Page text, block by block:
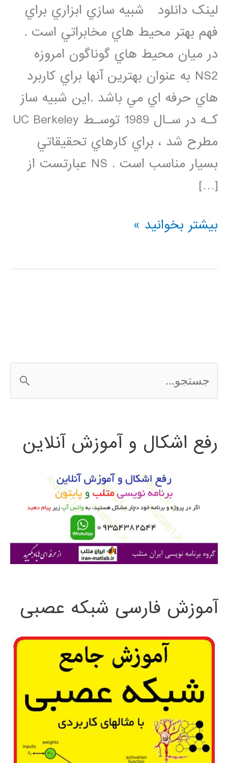
لینک دانلود شبيه سازي ابزاري براي
فهم بهتر محيط هاي مخابراتي است .
در ميان محيط هاي گوناگون امروزه
NS2 به عنوان بهترين آنها براي كاربرد
هاي حرفه اي مي باشد .اين شبيه ساز
كـه در سـال 1989 توسـط UC Berkeley
مطرح شد ، براي كارهاي تحقيقاتي
بسيار مناسب است . NS عبارتست از
[…]
دانلود
فارسی
NS2
بیشتر بخوانید »
س
ج
ی
رفع اشکال و آموزش آنلاین
آموزش فارسی شبکه عصبی